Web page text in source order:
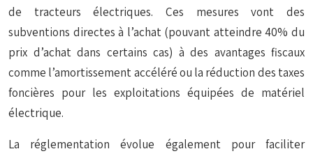
de tracteurs électriques. Ces mesures vont des
subventions directes à l’achat (pouvant atteindre 40% du
prix d’achat dans certains cas) à des avantages fiscaux
comme l’amortissement accéléré ou la réduction des taxes
foncières pour les exploitations équipées de matériel
électrique.
La réglementation évolue également pour faciliter